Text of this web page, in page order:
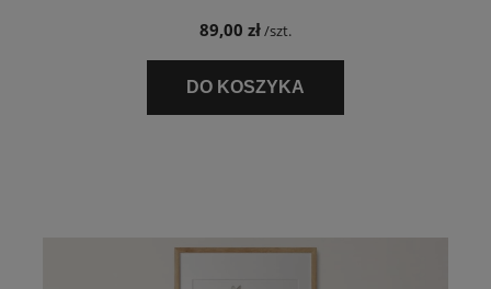
89,00 zł/szt.
DO KOSZYKA